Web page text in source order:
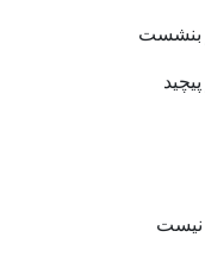
بنشست
نیست